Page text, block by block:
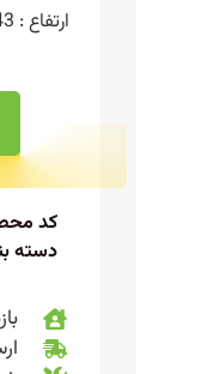
ارتفاع : 43 سانتیمتر
کد
دسته